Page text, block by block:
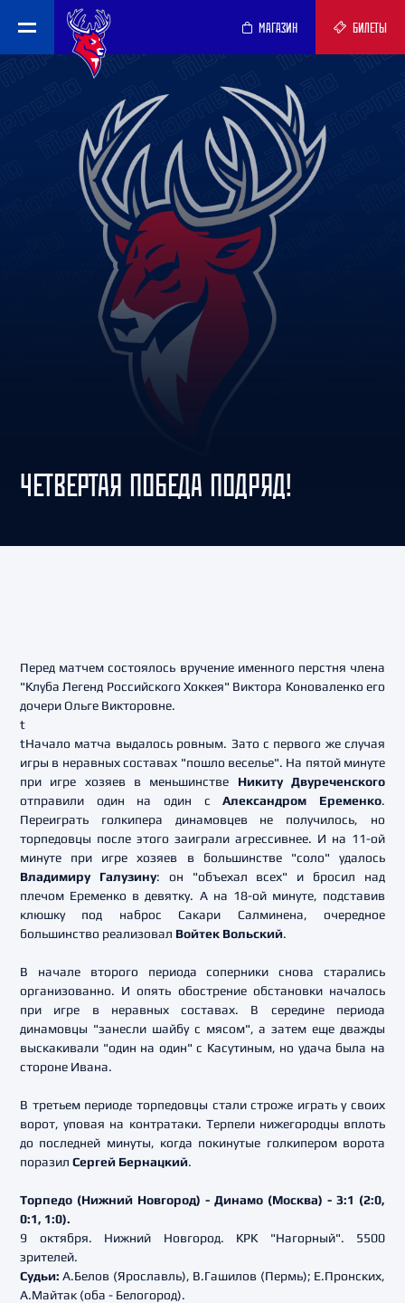
МАГАЗИН БИЛЕТЫ
ЧЕТВЕРТАЯ ПОБЕДА ПОДРЯД!
Перед матчем состоялось вручение именного перстня члена
"Клуба Легенд Российского Хоккея" Виктора Коноваленко его
дочери Ольге Викторовне.
t
tНачало матча выдалось ровным. Зато с первого же случая
игры в неравных составах "пошло веселье". На пятой минуте
при игре хозяев в меньшинстве Никиту Двуреченского
отправили один на один сАлександром Еременко.
Переиграть голкипера динамовцев не получилось, но
торпедовцы после этого заиграли агрессивнее. И на 11-ой
минуте при игре хозяев в большинстве "соло" удалось
Владимиру Галузину: он "объехал всех" и бросил над
плечом Еременко в девятку. А на 18-ой минуте, подставив
клюшку под наброс Сакари Салминена, очередное
большинство реализовал Войтек Вольский.
В начале второго периода соперники снова старались
организованно. И опять обострение обстановки началось
при игре в неравных составах. В середине периода
динамовцы "занесли шайбу с мясом", а затем еще дважды
выскакивали "один на один" с Касутиным, но удача была на
стороне Ивана.
В третьем периоде торпедовцы стали строже играть у своих
ворот, уповая на контратаки. Терпели нижегородцы вплоть
до последней минуты, когда покинутые голкипером ворота
поразил Сергей Бернацкий.
Торпедо (Нижний Новгород) - Динамо (Москва) - 3:1 (2:0,
0:1, 1:0).
9 октября. Нижний Новгород. КРК "Нагорный". 5500
зрителей.
Судьи: А.Белов (Ярославль), В.Гашилов (Пермь); Е.Пронских,
А.Майтак (оба - Белогород).